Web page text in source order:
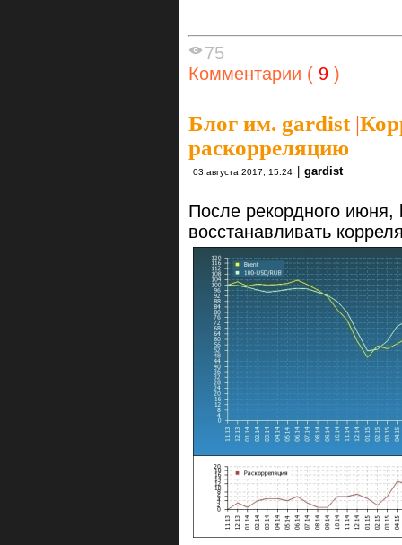
75
Комментарии ( 9 )
Блог им. gardist|
раскорреляцию
03 августа 2017, 15:24 gardist
После рекордного
восстанавливать